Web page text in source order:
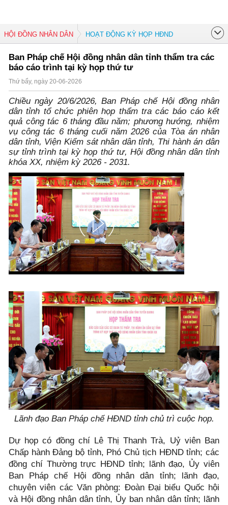
HỘI ĐỒNG NHÂN DÂN HOẠT ĐỘNG KỲ HỌP HĐND
Ban Pháp chế Hội đồng nhân dân tỉnh thẩm tra các
báo cáo trình tại kỳ họp thứ tư
Thứ bẩy, ngày 20-06-2026
Chiều ngày 20/6/2026, Ban Pháp chế Hội đồng nhân
dân tỉnh tổ chức phiên họp thẩm tra các báo cáo kết
quả công tác 6 tháng đầu năm; phương hướng, nhiệm
vụ công tác 6 tháng cuối năm 2026 của Tòa án nhân
dân tỉnh, Viện Kiểm sát nhân dân tỉnh, Thi hành án dân
sự tỉnh trình tại kỳ họp thứ tư, Hội đồng nhân dân tỉnh
khóa XX, nhiệm kỳ 2026 - 2031.
Lãnh đạo Ban Pháp chế HĐND tỉnh chủ trì cuộc họp.
Dự họp có đồng chí Lê Thị Thanh Trà, Uỷ viên Ban
Chấp hành Đảng bộ tỉnh, Phó Chủ tịch HĐND tỉnh; các
đồng chí Thường trực HĐND tỉnh; lãnh đạo, Ủy viên
Ban Pháp chế Hội đồng nhân dân tỉnh; lãnh đạo,
chuyên viên các Văn phòng: Đoàn Đại biểu Quốc hội
và Hội đồng nhân dân tỉnh, Ủy ban nhân dân tỉnh; lãnh